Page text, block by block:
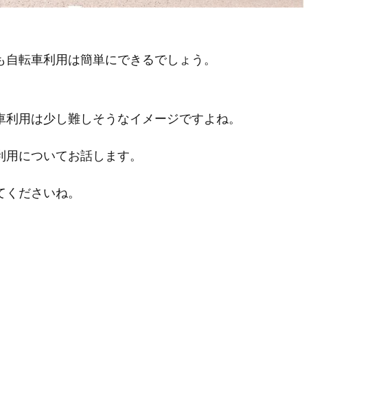
転車利用は簡単にできるでしょう。
用は少し難しそうなイメージですよね。
についてお話します。
ださいね。